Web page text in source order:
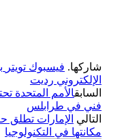
شاركها. فيسبوك تويتر
الإلكتروني رديت
السابق
فني في طرابلس
التالي الإمارات تطلق
مكانتها في التكنولوجيا